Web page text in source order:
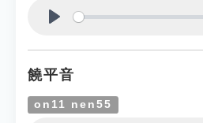
饒平音
on11 nen55